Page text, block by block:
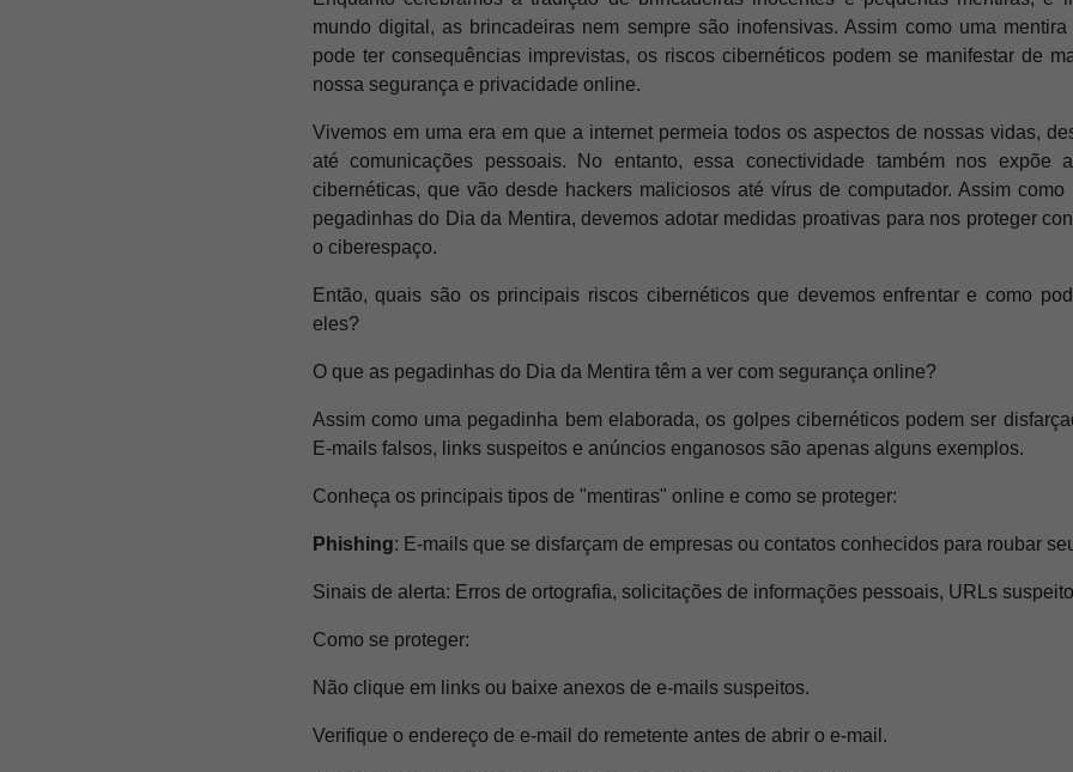
mundo digital, as brincadeiras nem sempre são inofensivas. Assim como uma
pode ter consequências imprevistas, os riscos cibernéticos podem se manifestar de
nossa segurança e privacidade online.
Vivemos em uma era em que a internet permeia todos os aspectos de nossas vidas,
até comunicações pessoais. No entanto, essa conectividade também nos expõe
cibernéticas, que vão desde hackers maliciosos até vírus de computador. Assim
pegadinhas do Dia da Mentira, devemos adotar medidas proativas para nos proteger
o ciberespaço.
Então, quais são os principais riscos cibernéticos que devemos enfrentar e como
eles?
O que as pegadinhas do Dia da Mentira têm a ver com segurança online?
Assim como uma pegadinha bem elaborada, os golpes cibernéticos podem ser
E-mails falsos, links suspeitos e anúncios enganosos são apenas alguns exemplos.
Conheça os principais tipos de "mentiras" online e como se proteger:
Phishing: E-mails que se disfarçam de empresas ou contatos conhecidos para roubar
Sinais de alerta: Erros de ortografia, solicitações de informações pessoais, URLs
Como se proteger:
Não clique em links ou baixe anexos de e-mails suspeitos.
Verifique o endereço de e-mail do remetente antes de abrir o e-mail.